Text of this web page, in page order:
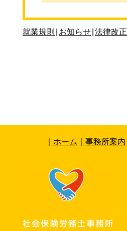
就業規則 お知らせ 法律改正
ホーム 事務所案内